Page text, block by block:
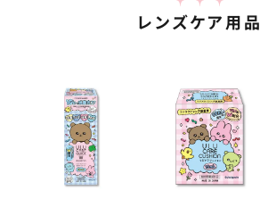
レンズケア用品